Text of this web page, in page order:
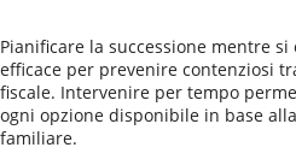
Pianificare la successione mentre
efficace per prevenire contenziosi
fiscale. Intervenire per tempo
ogni opzione disponibile in base
familiare.